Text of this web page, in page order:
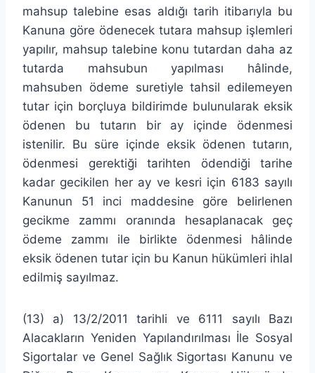
mahsup talebine esas aldığı tarih itibarıyla bu
Kanuna göre ödenecek tutara mahsup işlemleri
yapılır, mahsup talebine konu tutardan daha az
tutarda mahsubun yapılması hâlinde,
mahsuben ödeme suretiyle tahsil edilemeyen
tutar için borçluya bildirimde bulunularak eksik
ödenen bu tutarın bir ay içinde ödenmesi
istenilir. Bu süre içinde eksik ödenen tutarın,
ödenmesi gerektiği tarihten ödendiği tarihe
kadar gecikilen her ay ve kesri için 6183 sayılı
Kanunun 51 inci maddesine göre belirlenen
gecikme zammı oranında hesaplanacak geç
ödeme zammı ile birlikte ödenmesi hâlinde
eksik ödenen tutar için bu Kanun hükümleri ihlal
edilmiş sayılmaz.
(13) a) 13/2/2011 tarihli ve 6111 sayılı Bazı
Alacakların Yeniden Yapılandırılması İle Sosyal
Sigortalar ve Genel Sağlık Sigortası Kanunu ve